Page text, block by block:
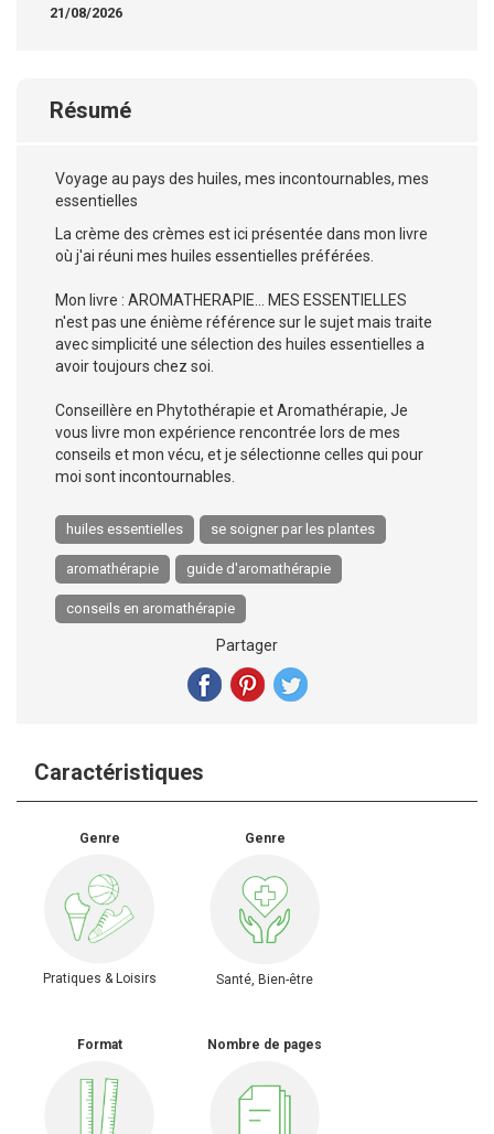
21/08/2026
Résumé
Voyage au pays des huiles, mes incontournables, mes
essentielles
La crème des crèmes est ici présentée dans mon livre
où j'ai réuni mes huiles essentielles préférées.
Mon livre : AROMATHERAPIE... MES ESSENTIELLES
n'est pas une énième référence sur le sujet mais traite
avec simplicité une sélection des huiles essentielles a
avoir toujours chez soi.
Conseillère en Phytothérapie et Aromathérapie, Je
vous livre mon expérience rencontrée lors de mes
conseils et mon vécu, et je sélectionne celles qui pour
moi sont incontournables.
huiles essentielles se soigner par les plantes
aromathérapie guide d'aromathérapie
conseils en aromathérapie
Partager
Caractéristiques
Genre
Pratiques & Loisirs
Genre
Santé, Bien-être
Format Nombre de pages